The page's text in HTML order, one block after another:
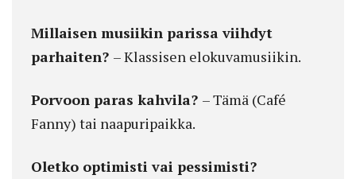
Millaisen musiikin parissa viihdyt
parhaiten? – Klassisen elokuvamusiikin.
Porvoon paras kahvila? – Tämä (Café
Fanny) tai naapuripaikka.
Oletko optimisti vai pessimisti?